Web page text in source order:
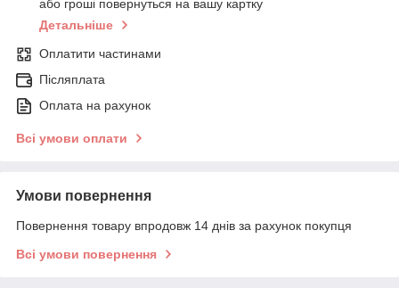
або гроші повернуться на вашу картку
Детальніше
Оплатити частинами
Післяплата
Оплата на рахунок
Всі умови оплати
Умови повернення
Повернення товару впродовж 14 днів за рахунок покупця
Всі умови повернення